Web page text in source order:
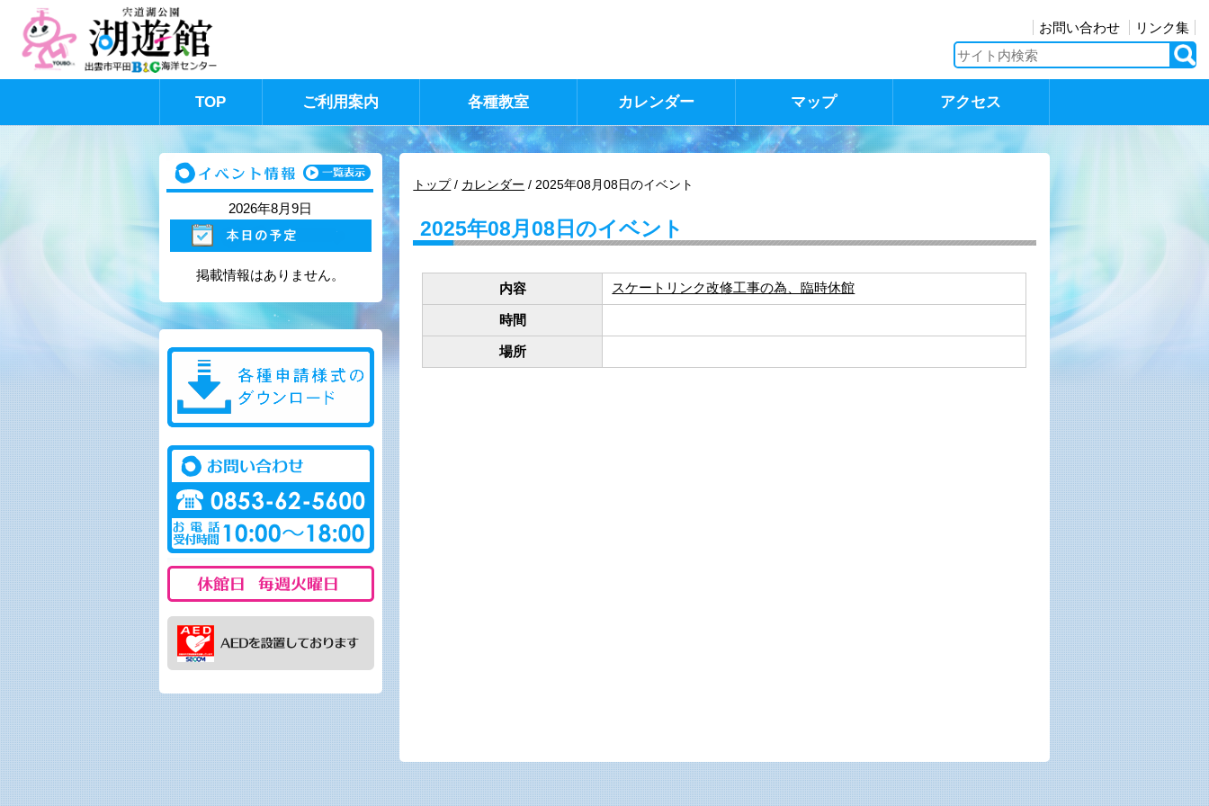
お問い合わせ リンク集
TOP ご利用案内 各種教室 カレンダー マップ アクセス
現
の
位
トップ/ カレンダー /2025年08月08日のイベント
2025年08月08日のイベント
内容 スケートリンク改修工事の為、臨時休館
時間
場所
2026年8月9日
掲載情報はありません。